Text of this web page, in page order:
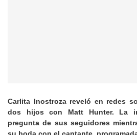
Carlita Inostroza reveló en redes
dos hijos con Matt Hunter. La
pregunta de sus seguidores
su boda con el cantante,